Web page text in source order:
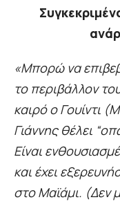
«Μπορώ να
το περιβάλλον
καιρό ο Γουίντι
Γιάννης θέλει
Είναι
και έχει
στο Μαϊάμι. (Δεν